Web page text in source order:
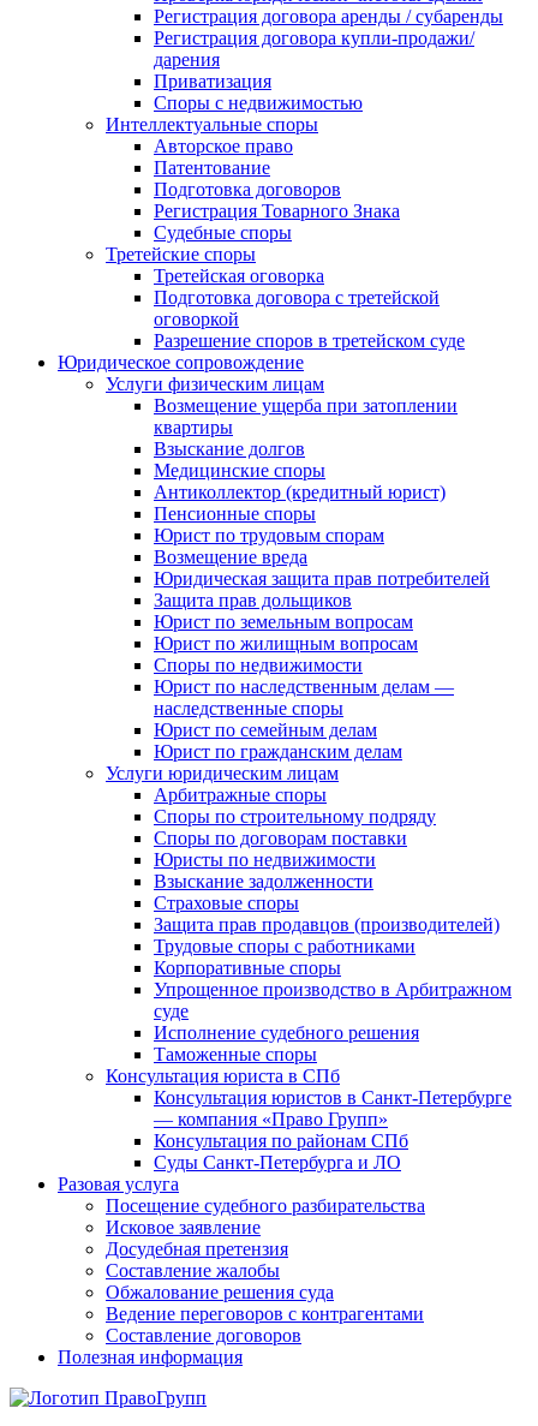
Регистрация договора аренды / субаренды
Регистрация договора купли-продажи/
дарения
Приватизация
Cпоры с недвижимостью
Интеллектуальные споры
Авторское право
Патентование
Подготовка договоров
Регистрация Товарного Знака
Судебные споры
Третейские споры
Третейская оговорка
Подготовка договора с третейской
оговоркой
Разрешение споров в третейском суде
Юридическое сопровождение
Услуги физическим лицам
Возмещение ущерба при затоплении
квартиры
Взыскание долгов
Медицинские споры
Антиколлектор (кредитный юрист)
Пенсионные споры
Юрист по трудовым спорам
Возмещение вреда
Юридическая защита прав потребителей
Защита прав дольщиков
Юрист по земельным вопросам
Юрист по жилищным вопросам
Споры по недвижимости
Юрист по наследственным делам —
наследственные споры
Юрист по семейным делам
Юрист по гражданским делам
Услуги юридическим лицам
Арбитражные споры
Споры по строительному подряду
Споры по договорам поставки
Юристы по недвижимости
Взыскание задолженности
Страховые споры
Защита прав продавцов (производителей)
Трудовые споры с работниками
Корпоративные споры
Упрощенное производство в Арбитражном
суде
Исполнение судебного решения
Таможенные споры
Консультация юриста в СПб
Консультация юристов в Санкт-Петербурге
— компания «Право Групп»
Консультация по районам СПб
Суды Санкт-Петербурга и ЛО
Разовая услуга
Посещение судебного разбирательства
Исковое заявление
Досудебная претензия
Составление жалобы
Обжалование решения суда
Ведение переговоров с контрагентами
Составление договоров
Полезная информация